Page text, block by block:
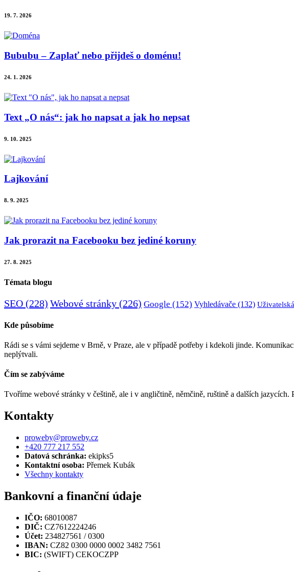
19. 7. 2026
Bububu – Zaplať nebo přijdeš o doménu!
24. 1. 2026
Text „O nás“: jak ho napsat a jak ho nepsat
9. 10. 2025
Lajkování
8. 9. 2025
Jak prorazit na Facebooku bez jediné koruny
27. 8. 2025
Témata blogu
SEO (228) Webové stránky (226) Google (152) Vyhledávače (132)
Kde působíme
Rádi se s vámi sejdeme v Brně, v Praze, ale v případě potřeby i kdekoli jinde.
neplýtvali.
Čím se zabýváme
Tvoříme webové stránky v češtině, ale i v angličtině, němčině, ruštině a dalších jazycích.
Kontakty
proweby@proweby.cz
+420 777 217 552
Datová schránka: ekipks5
Kontaktní osoba: Přemek Kubák
Všechny kontakty
Bankovní a finanční údaje
IČO: 68010087
DIČ: CZ7612224246
Účet: 234827561 / 0300
IBAN: CZ82 0300 0000 0002 3482 7561
BIC: (SWIFT) CEKOCZPP